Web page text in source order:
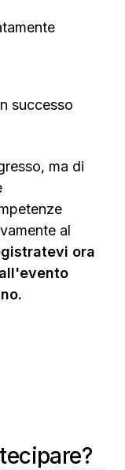
successo
ma di
al
ora